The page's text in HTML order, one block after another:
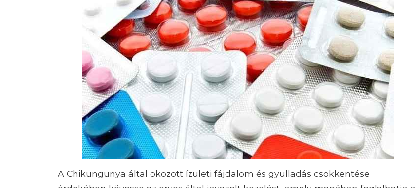
A Chikungunya által okozott ízületi fájdalom és gyulladás csökkentése